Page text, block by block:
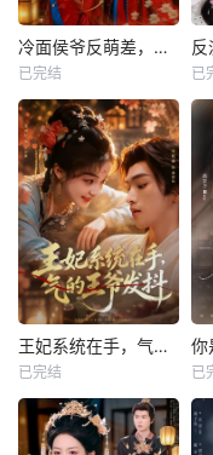
冷面侯爷反萌差，独宠作精继室啦
已完结 已
王妃系统在手，气的王爷发抖
已完结
你
已